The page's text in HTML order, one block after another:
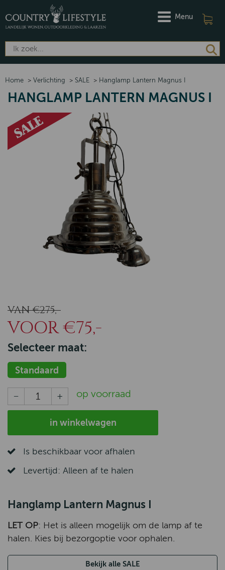
Menu
Home > Verlichting > SALE > Hanglamp Lantern Magnus I
HANGLAMP LANTERN MAGNUS I
VAN €275,-
VOOR €75,-
Selecteer maat:
Standaard
op voorraad
in winkelwagen
Is beschikbaar voor afhalen
Levertijd: Alleen af te halen
Hanglamp Lantern Magnus I
LET OP: Het is alleen mogelijk om de lamp af te
halen. Kies bij bezorgoptie voor ophalen.
Bekijk alle SALE